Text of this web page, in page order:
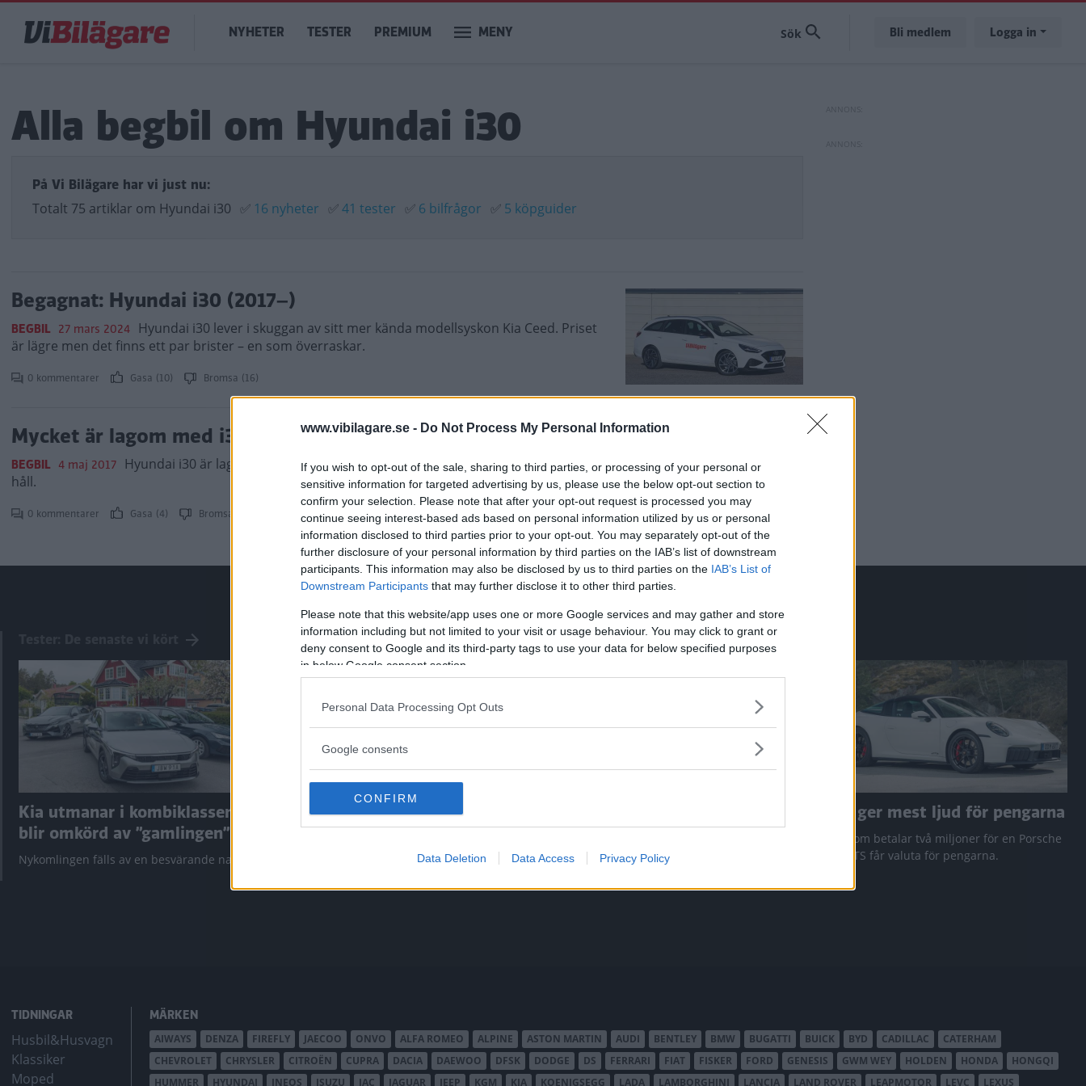
www.vibilagare.se - Do Not Process My Personal Information
If you wish to opt-out of the sale, sharing to third parties, or processing of your personal or
sensitive information for targeted advertising by us, please use the below opt-out section to
confirm your selection. Please note that after your opt-out request is processed you may
continue seeing interest-based ads based on personal information utilized by us or personal
information disclosed to third parties prior to your opt-out. You may separately opt-out of the
further disclosure of your personal information by third parties on the IAB’s list of downstream
participants. This information may also be disclosed by us to third parties on the IAB’s List of
Downstream Participants that may further disclose it to other third parties.
Please note that this website/app uses one or more Google services and may gather and store
information including but not limited to your visit or usage behaviour. You may click to grant or
deny consent to Google and its third-party tags to use your data for below specified purposes
in below Google consent section.
Personal Data Processing Opt Outs
Google consents
CONFIRM
Data Deletion Data Access Privacy Policy
huvudinnehåll
Main
navigation
NYHETER TESTER PREMIUM MENY Bli medlem Logga in
Alla begbil om Hyundai i30
På Vi Bilägare har vi just nu:
Totalt 75 artiklar om Hyundai i30 ✅ 16 nyheter ✅41 tester ✅ 6 bilfrågor ✅ 5 köpguider
Begagnat: Hyundai i30 (2017–)
BEGBIL 27 mars 2024 Hyundai i30 lever i skuggan av sitt mer kända modellsyskon Kia Ceed. Priset
är lägre men det finns ett par brister – en som överraskar.
0 kommentarer Gasa (10) Bromsa (16)
Mycket är lagom med i30
BEGBIL 4 maj 2017 Hyundai i30 är lagom i det mesta. Ett tryggt köp, som inte sticker ut åt något
håll.
0 kommentarer Gasa (4) Bromsa (2)
Kia utmanar i kombiklassen –
blir omkörd av ”gamlingen”
Nykomlingen fälls av en besvärande nackdel.
”God chans att bli ny favorit”
krympt men fylls nu på av eldrivna Toyota
Mazda CX-5.
Den ger mest ljud för pengarna
Den som betalar två miljoner för en Porsche
911 GTS får valuta för pengarna.
TIDNINGAR
Husbil&Husvagn
Klassiker
Moped
MÄRKEN
AIWAYS DENZA FIREFLY JAECOO ONVO ALFA ROMEO ALPINE ASTON MARTIN AUDI BENTLEY BMW BUGATTI BUICK BYD CADILLAC
CATERHAM
CHEVROLET
CHRYSLER CITROËN CUPRA DACIA DAEWOO DFSK DODGE DS FERRARI FIAT FISKER FORD GENESIS GWM WEY HOLDEN HONDA
HONGQI
HUMMER
HYUNDAI INEOS ISUZU JAC JAGUAR JEEP KGM KIA KOENIGSEGG LADA LAMBORGHINI LANCIA LAND ROVER LEAPMOTOR LEVC LEXUS